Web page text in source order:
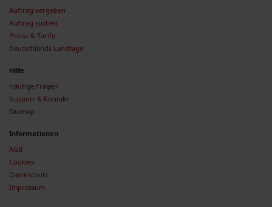
Auftrag vergeben
Auftrag suchen
Preise & Tarife
Deutschlands Landtage
Hilfe
Häufige Fragen
Support & Kontakt
Sitemap
Informationen
AGB
Cookies
Datenschutz
Impressum